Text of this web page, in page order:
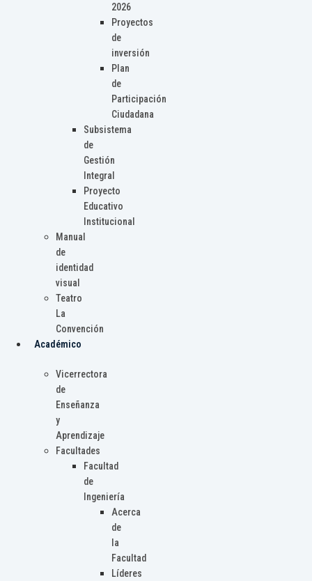
2026
Proyectos
de
inversión
Plan
de
Participación
Ciudadana
Subsistema
de
Gestión
Integral
Proyecto
Educativo
Institucional
Manual
de
identidad
visual
Teatro
La
Convención
Académico
Vicerrectora
de
Enseñanza
y
Aprendizaje
Facultades
Facultad
de
Ingeniería
Acerca
de
la
Facultad
Líderes